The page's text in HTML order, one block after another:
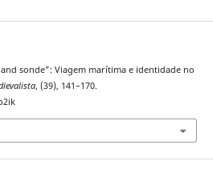
sonde”: Viagem marítima e identidade no
, (39), 141–170.